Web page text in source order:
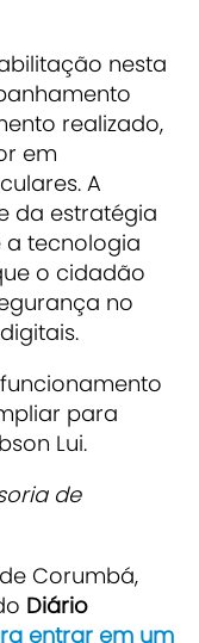
nesta
realizado,
em
A
da estratégia
tecnologia
o cidadão
no
para
Lui.
de
Corumbá,
Diário
entrar em um